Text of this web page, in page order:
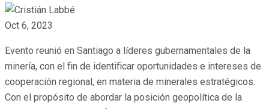
Oct 6, 2023
Evento reunió en Santiago a líderes gubernamentales de la
minería, con el fin de identificar oportunidades e intereses de
cooperación regional, en materia de minerales estratégicos.
Con el propósito de abordar la posición geopolítica de la